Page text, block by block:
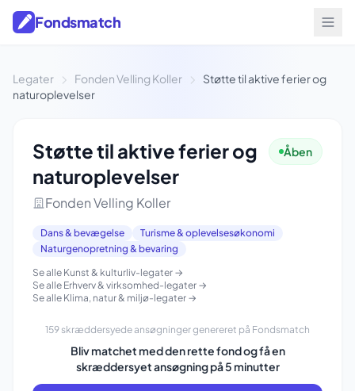
Fondsmatch
Legater Fonden Velling Koller
Støtte til aktive ferier og
naturoplevelser
Støtte til aktive ferier og
naturoplevelser
Fonden Velling Koller
Åben
Dans & bevægelse
Turisme & oplevelsesøkonomi
Naturgenopretning & bevaring
Se alle Kunst & kulturliv-legater →
Se alle Erhverv & virksomhed-legater →
Se alle Klima, natur & miljø-legater →
159 skræddersyede ansøgninger genereret på Fondsmatch
Bliv matchet med den rette fond og få en
skræddersyet ansøgning på 5 minutter